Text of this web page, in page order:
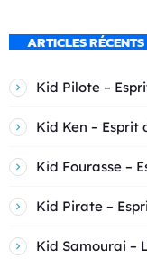
ARTICLES RÉCENTS
Kid Pilote –
Kid Ken –
Kid Fourasse –
Kid Pirate –
Kid Samourai –